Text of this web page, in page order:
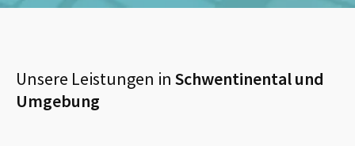
Unsere Leistungen in Schwentinentalund
Umgebung